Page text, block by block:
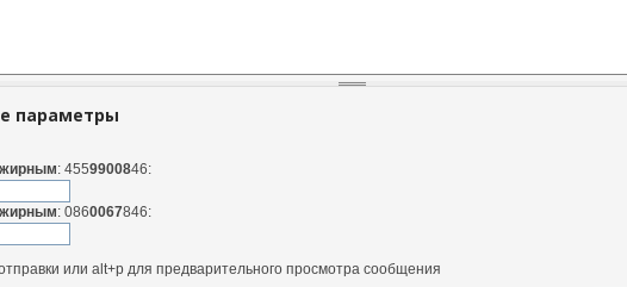
параметры
жирным: 4559900846:
жирным: 0860067846:
или alt+p для предварительного просмотра сообщения